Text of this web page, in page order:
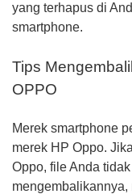
yang terhapus di
smartphone.
Tips
OPPO
Merek smartphone
merek HP Oppo.
Oppo, file Anda